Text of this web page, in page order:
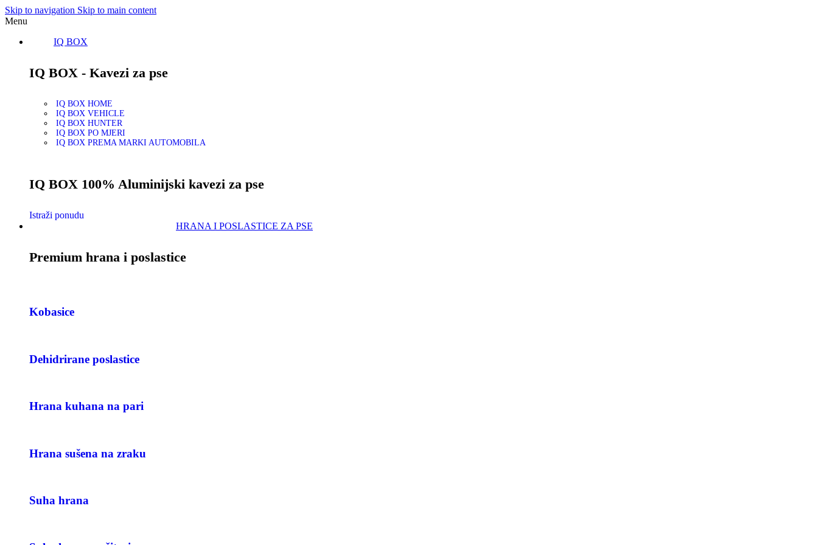
Skip to navigation Skip to main content
Menu
IQ BOX
IQ BOX - Kavezi za pse
IQ BOX HOME
IQ BOX VEHICLE
IQ BOX HUNTER
IQ BOX PO MJERI
IQ BOX PREMA MARKI AUTOMOBILA
IQ BOX 100% Aluminijski kavezi za pse
Istraži ponudu
HRANA I POSLASTICE ZA PSE
Premium hrana i poslastice
Kobasice
Dehidrirane poslastice
Hrana kuhana na pari
Hrana sušena na zraku
Suha hrana